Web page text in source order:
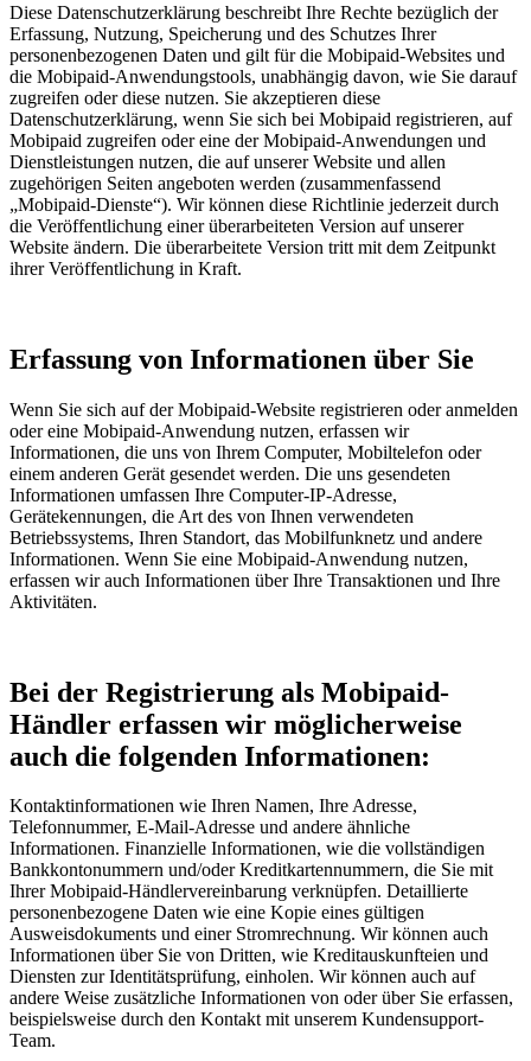
Diese Datenschutzerklärung beschreibt Ihre Rechte bezüglich der
Erfassung, Nutzung, Speicherung und des Schutzes Ihrer
personenbezogenen Daten und gilt für die Mobipaid-Websites und
die Mobipaid-Anwendungstools, unabhängig davon, wie Sie darauf
zugreifen oder diese nutzen. Sie akzeptieren diese
Datenschutzerklärung, wenn Sie sich bei Mobipaid registrieren, auf
Mobipaid zugreifen oder eine der Mobipaid-Anwendungen und
Dienstleistungen nutzen, die auf unserer Website und allen
zugehörigen Seiten angeboten werden (zusammenfassend
„Mobipaid-Dienste“). Wir können diese Richtlinie jederzeit durch
die Veröffentlichung einer überarbeiteten Version auf unserer
Website ändern. Die überarbeitete Version tritt mit dem Zeitpunkt
ihrer Veröffentlichung in Kraft.
Erfassung von Informationen über Sie
Wenn Sie sich auf der Mobipaid-Website registrieren oder anmelden
oder eine Mobipaid-Anwendung nutzen, erfassen wir
Informationen, die uns von Ihrem Computer, Mobiltelefon oder
einem anderen Gerät gesendet werden. Die uns gesendeten
Informationen umfassen Ihre Computer-IP-Adresse,
Gerätekennungen, die Art des von Ihnen verwendeten
Betriebssystems, Ihren Standort, das Mobilfunknetz und andere
Informationen. Wenn Sie eine Mobipaid-Anwendung nutzen,
erfassen wir auch Informationen über Ihre Transaktionen und Ihre
Aktivitäten.
Bei der Registrierung als Mobipaid-
Händler erfassen wir möglicherweise
auch die folgenden Informationen:
Kontaktinformationen wie Ihren Namen, Ihre Adresse,
Telefonnummer, E-Mail-Adresse und andere ähnliche
Informationen. Finanzielle Informationen, wie die vollständigen
Bankkontonummern und/oder Kreditkartennummern, die Sie mit
Ihrer Mobipaid-Händlervereinbarung verknüpfen. Detaillierte
personenbezogene Daten wie eine Kopie eines gültigen
Ausweisdokuments und einer Stromrechnung. Wir können auch
Informationen über Sie von Dritten, wie Kreditauskunfteien und
Diensten zur Identitätsprüfung, einholen. Wir können auch auf
andere Weise zusätzliche Informationen von oder über Sie erfassen,
beispielsweise durch den Kontakt mit unserem Kundensupport-
Team.